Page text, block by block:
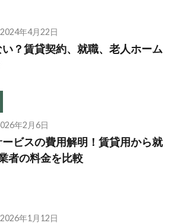
2024年4月22日
？賃貸契約、就職、老人ホーム
年2月6日
ビスの費用解明！賃貸用から就
者の料金を比較
2026年1月12日